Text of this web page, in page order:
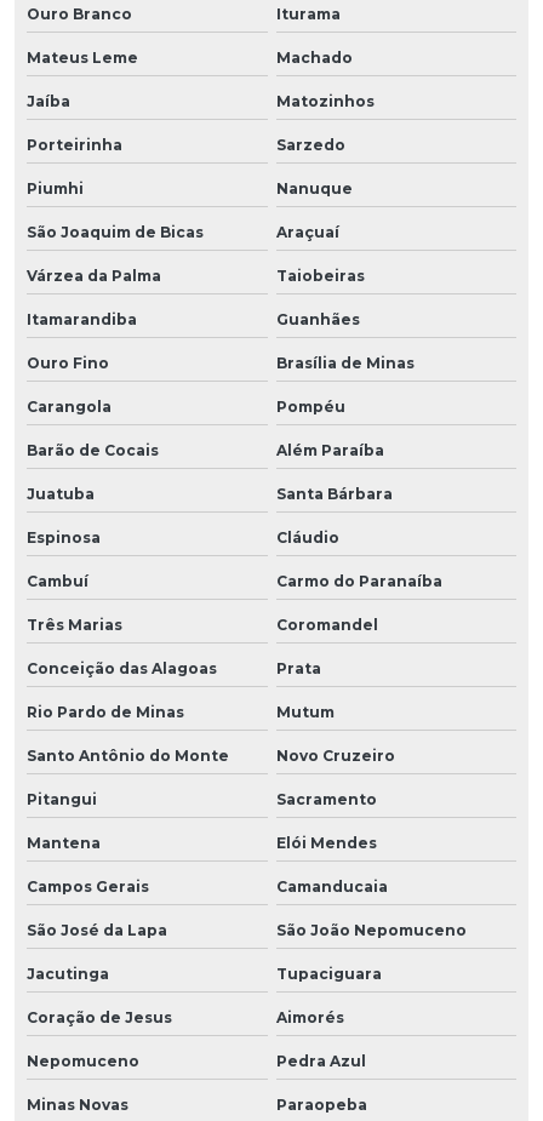
Ouro Branco Iturama
Mateus Leme Machado
Jaíba Matozinhos
Porteirinha Sarzedo
Piumhi Nanuque
São Joaquim de Bicas Araçuaí
Várzea da Palma Taiobeiras
Itamarandiba Guanhães
Ouro Fino Brasília de Minas
Carangola Pompéu
Barão de Cocais Além Paraíba
Juatuba Santa Bárbara
Espinosa Cláudio
Cambuí Carmo do Paranaíba
Três Marias Coromandel
Conceição das Alagoas Prata
Rio Pardo de Minas Mutum
Santo Antônio do Monte Novo Cruzeiro
Pitangui Sacramento
Mantena Elói Mendes
Campos Gerais Camanducaia
São José da Lapa São João Nepomuceno
Jacutinga Tupaciguara
Coração de Jesus Aimorés
Nepomuceno Pedra Azul
Minas Novas Paraopeba